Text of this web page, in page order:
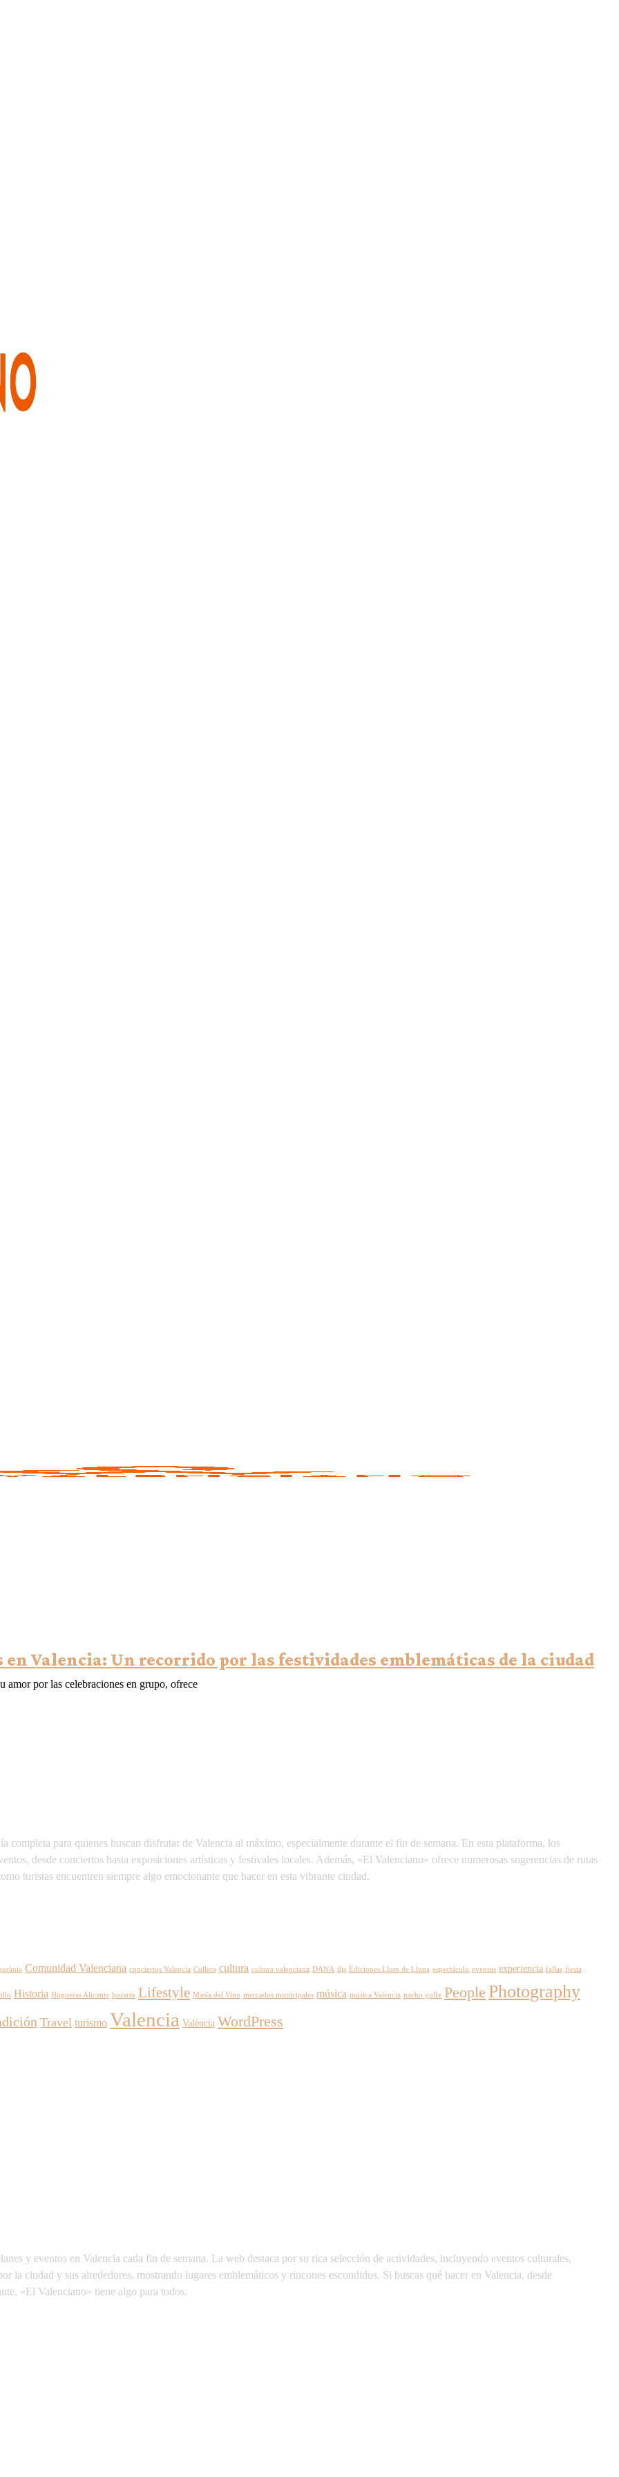
Valencia: Un recorrido por las festividades emblemáticas de la ciudad
amor por las celebraciones en grupo, ofrece
completa para quienes buscan disfrutar de Valencia al máximo, especialmente durante el fin de semana. En esta plataforma, los
desde conciertos hasta exposiciones artísticas y festivales locales. Además, «El Valenciano» ofrece numerosas sugerencias de rutas
turistas encuentren siempre algo emocionante que hacer en esta vibrante ciudad.
Comunidad Valenciana conciertos Valencia Cullera cultura cultura valenciana DANA djs Ediciones Llum de Lluna espectáculo eventos experiencia fallas fiesta
Historia Hogueras Alicante horario Lifestyle Masía del Vino mercados municipales música música Valencia nacho golfe People Photography
Travel turismo Valencia València WordPress
y eventos en Valencia cada fin de semana. La web destaca por su rica selección de actividades, incluyendo eventos culturales,
la ciudad y sus alrededores, mostrando lugares emblemáticos y rincones escondidos. Si buscas qué hacer en Valencia, desde
«El Valenciano» tiene algo para todos.